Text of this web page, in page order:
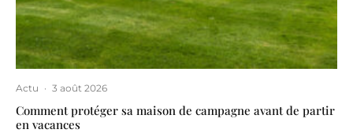
Actu · 3 août 2026
Comment protéger sa maison de campagne avant de partir
en vacances